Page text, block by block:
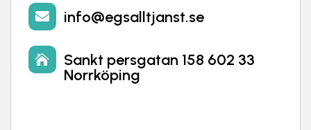
 info@egsalltjanst.se

Sankt persgatan 158 602 33
Norrköping